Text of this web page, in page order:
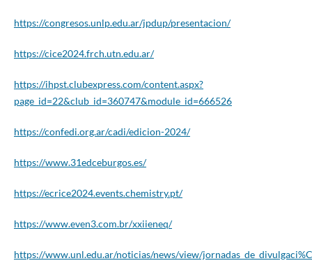
https://congresos.unlp.edu.ar/jpdup/presentacion/
https://cice2024.frch.utn.edu.ar/
https://ihpst.clubexpress.com/content.aspx?
page_id=22&club_id=360747&module_id=666526
https://confedi.org.ar/cadi/edicion-2024/
https://www.31edceburgos.es/
https://ecrice2024.events.chemistry.pt/
https://www.even3.com.br/xxiieneq/
https://www.unl.edu.ar/noticias/news/view/